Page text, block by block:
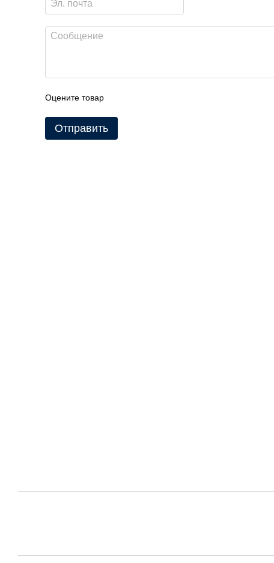
Оцените товар
Отправить